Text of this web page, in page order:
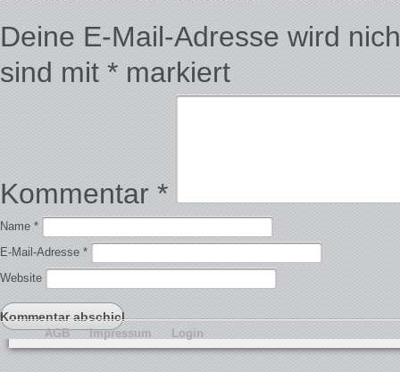
Deine E-Mail-Adresse wird
sind mit * markiert
Kommentar *
Name *
E-Mail-Adresse *
Website
AGB Impressum Login